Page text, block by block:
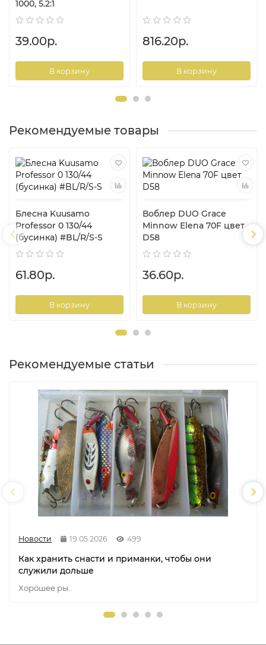
1000, 5.2:1
39.00р.
В корзину
816.20р.
В корзину
Рекомендуемые товары
Блесна Kuusamo
Professor 0 130/44
(бусинка) #BL/R/S-S
61.80р.
В корзину
Воблер DUO Grace
Minnow Elena 70F цвет
D58
36.60р.
В корзину
Рекомендуемые статьи
Новости 19.05.2026 499
Как хранить снасти и приманки, чтобы они
служили дольше
Хорошее ры..